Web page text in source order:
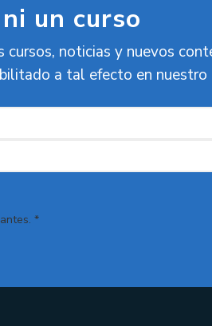
un curso
noticias y nuevos
a tal efecto en nuestro
*